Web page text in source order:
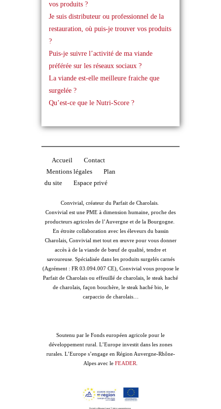
vos produits ?
Je suis distributeur ou professionnel de la
restauration, où puis-je trouver vos produits
?
Puis-je suivre l’activité de ma viande
préférée sur les réseaux sociaux ?
La viande est-elle meilleure fraiche que
surgelée ?
Qu’est-ce que le Nutri-Score ?
Accueil
Contact
Mentions légales
Plan
du site
Espace privé
Convivial, créateur du Parfait de Charolais.
Convivial est une PME à dimension humaine, proche des
producteurs agricoles de l’Auvergne et de la Bourgogne.
En étroite collaboration avec les éleveurs du bassin
Charolais, Convivial met tout en œuvre pour vous donner
accès à de la viande de bœuf de qualité, tendre et
savoureuse. Spécialisée dans les produits surgelés carnés
(Agrément : FR 03.094.007 CE), Convivial vous propose le
Parfait de Charolais ou effeuillé de charolais, le steak haché
de charolais, façon bouchère, le steak haché bio, le
carpaccio de charolais…
Soutenu par le Fonds européen agricole pour le
développement rural. L’Europe investit dans les zones
rurales. L’Europe s’engage en Région Auvergne-Rhône-
Alpes avec le FEADER